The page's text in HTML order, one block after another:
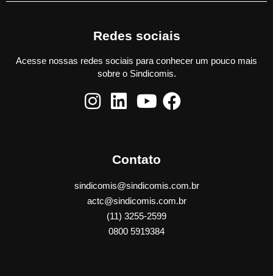
Redes sociais
Acesse nossas redes sociais para conhecer um pouco mais
sobre o Sindicomis.
Contato
sindicomis@sindicomis.com.br
actc@sindicomis.com.br
(11) 3255-2599
0800 5919384